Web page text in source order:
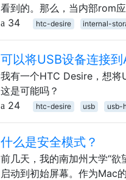
看到的。那么，当内部rom
34
htc-desire internal-
可以将USB设备连接
我有一个HTC Desire，想将
这是可能吗？
24
htc-desire usb usb-
什么是安全模式？
前几天，我的南加州大学“
启动到初始屏幕。作为Mac